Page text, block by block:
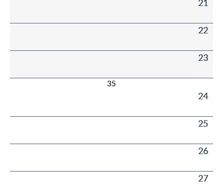
21
22
23
35
24
25
26
27